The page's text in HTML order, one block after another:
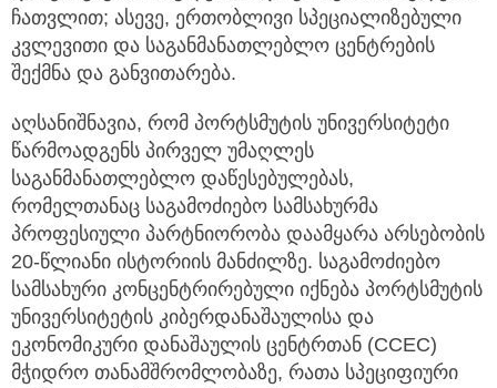
ჩათვლით; ასევე, ერთობლივი სპეციალიზებული
კვლევითი და საგანმანათლებლო ცენტრების
შექმნა და განვითარება.
აღსანიშნავია, რომ პორტსმუტის უნივერსიტეტი
წარმოადგენს პირველ უმაღლეს
საგანმანათლებლო დაწესებულებას,
რომელთანაც საგამოძიებო სამსახურმა
პროფესიული პარტნიორობა დაამყარა არსებობის
20-წლიანი ისტორიის მანძილზე. საგამოძიებო
სამსახური კონცენტრირებული იქნება პორტსმუტის
უნივერსიტეტის კიბერდანაშაულისა და
ეკონომიკური დანაშაულის ცენტრთან (CCEC)
მჭიდრო თანამშრომლობაზე, რათა სპეციფიური